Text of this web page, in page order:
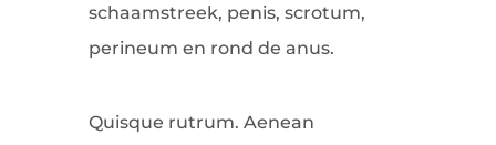
schaamstreek, penis, scrotum,
perineum en rond de anus.
Quisque rutrum. Aenean